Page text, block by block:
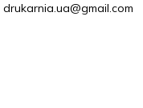
drukarnia.ua@gmail.com